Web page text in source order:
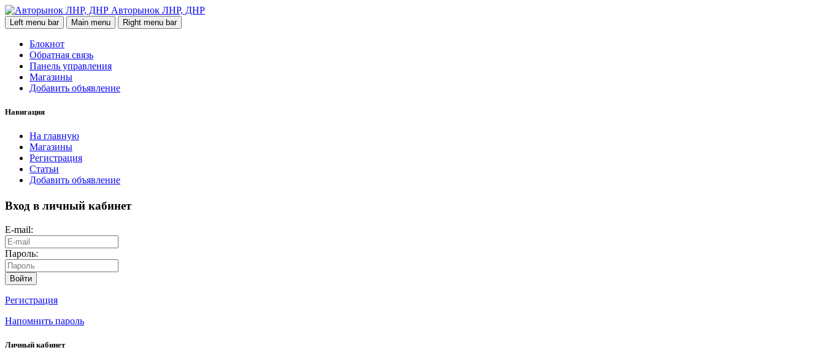
Авторынок ЛНР, ДНР
Left menu bar Main menu Right menu bar
Блокнот
Обратная связь
Панель управления
Магазины
Добавить объявление
Навигация
На главную
Магазины
Регистрация
Статьи
Добавить объявление
Вход в личный кабинет
E-mail:
Пароль:
Войти
Регистрация
Напомнить пароль
Личный кабинет